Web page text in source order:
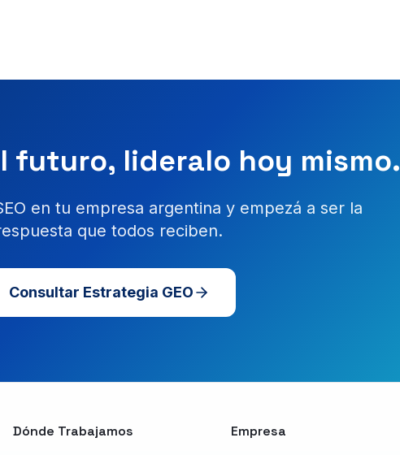
futuro, lideralo hoy mismo.
en tu empresa argentina y empezá a ser la
que todos reciben.
Consultar Estrategia GEO
Dónde Trabajamos Empresa